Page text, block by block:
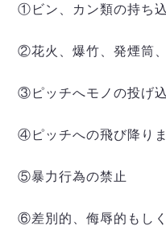
①ビン、カン類の持ち
②花火、爆竹、発煙筒
③ピッチへモノの投げ
④ピッチへの飛び降り
⑤暴力行為の禁止
⑥差別的、侮辱的もし